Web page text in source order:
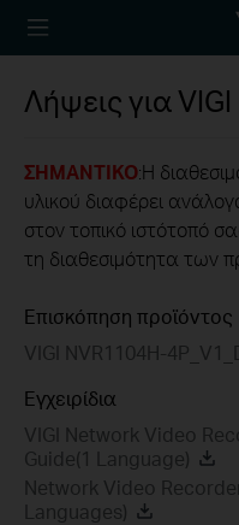
TP-
Λήψεις για
ΣΗΜΑΝΤΙΚΟ:Η
υλικού διαφέρει
στον τοπικό ιστότοπό
τη διαθεσιμότητα των
Επισκόπηση προϊόντος
VIGI NVR1104H-
Εγχειρίδια
VIGI Network Video
Guide(1 Language)
Network Video
Languages)